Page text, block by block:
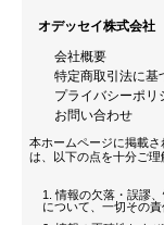
オデッセイ株式会社
会社概要
特定商取引法に基
プライバシーポリ
お問い合わせ
本ホームページに掲載
は、以下の点を十分ご理
情報の欠落・誤謬
について、一切その責